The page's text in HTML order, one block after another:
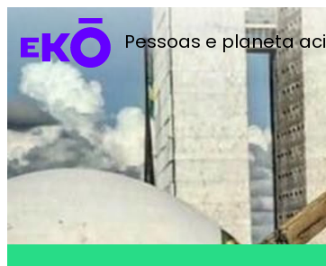
Pessoas e planeta